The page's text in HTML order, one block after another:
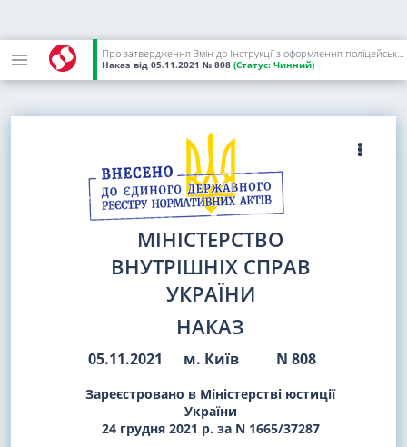
Про затвердження Змін до Інструкції з оформлення поліцейськими матеріалів про адміністративні правопорушення у сфері забезпечення безпеки дорожнього руху, зафіксовані не в автоматичному режимі
Наказ від 05.11.2021 № 808 (Статус: Чинний)
МІНІСТЕРСТВО
ВНУТРІШНІХ СПРАВ
УКРАЇНИ
НАКАЗ
05.11.2021 м. Київ N 808
Зареєстровано в Міністерстві юстиції
України
24 грудня 2021 р. за N 1665/37287